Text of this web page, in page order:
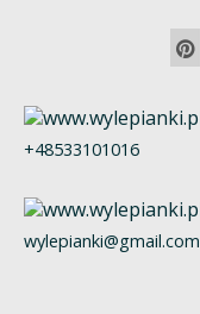
+48533101016
wylepianki@gmail.com